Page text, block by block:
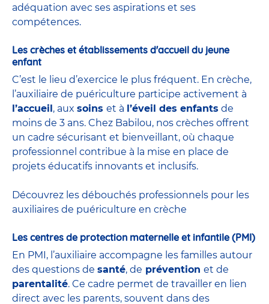
adéquation avec ses aspirations et ses
compétences.
Les crèches et établissements d'accueil du jeune
enfant
C’est le lieu d’exercice le plus fréquent. En crèche,
l’auxiliaire de puériculture participe activement à
l’accueil , aux soins et à l’éveil des enfants de
moins de 3 ans. Chez Babilou, nos crèches offrent
un cadre sécurisant et bienveillant, où chaque
professionnel contribue à la mise en place de
projets éducatifs innovants et inclusifs.
Découvrez les débouchés professionnels pour les
auxiliaires de puériculture en crèche
Les centres de protection maternelle et infantile (PMI)
En PMI, l’auxiliaire accompagne les familles autour
des questions de santé, de prévention et de
parentalité. Ce cadre permet de travailler en lien
direct avec les parents, souvent dans des